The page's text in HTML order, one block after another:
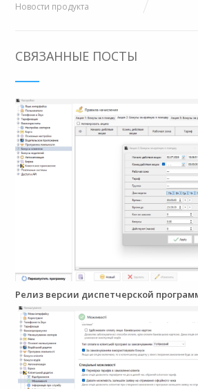
Новости продукта
СВЯЗАННЫЕ ПОСТЫ
Релиз версии диспетчерской